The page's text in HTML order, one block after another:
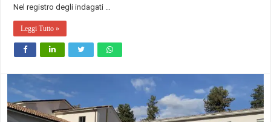
Nel registro degli indagati …
Leggi Tutto »